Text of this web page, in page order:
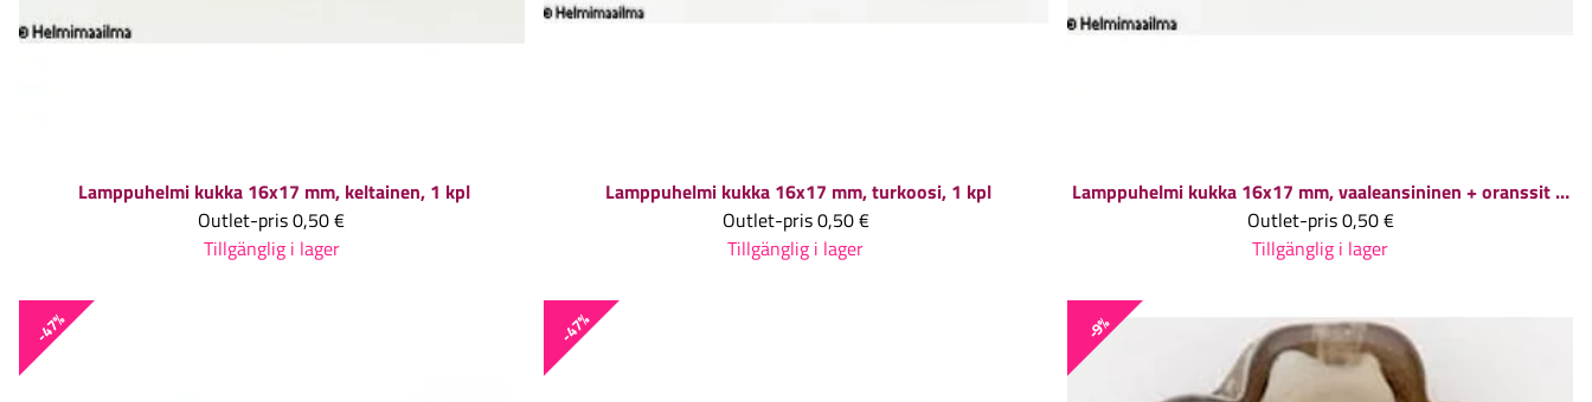
Lamppuhelmi kukka 16x17 mm, keltainen, 1 kpl
Outlet-pris0,50 €
Tillgänglig i lager
Lamppuhelmi kukka 16x17 mm, turkoosi, 1 kpl
Outlet-pris0,50 €
Tillgänglig i lager
Lamppuhelmi kukka 16x17 mm, vaaleansininen + oranssit terälehtien päät, 1 kpl
Outlet-pris0,50 €
Tillgänglig i lager
-47% -47% -9%